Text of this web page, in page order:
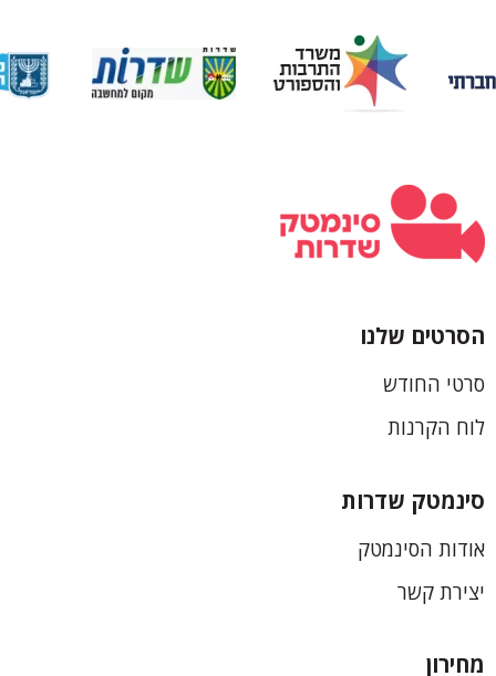
תחתונה
הסרטים שלנו
סרטי החודש
לוח הקרנות
סינמטק שדרות
אודות הסינמטק
יצירת קשר
מחירון